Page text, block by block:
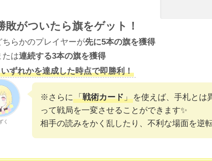
がついたら旗をゲット！
ちらかのプレイヤーが先に5本の旗を獲得
たは連続する3本の旗を獲得
いずれかを達成した時点で即勝利！
く
※さらに「戦術カード」 を使えば、手札とは
って戦局を一変させることができます✨
相手の読みをかく乱したり、不利な場面を逆